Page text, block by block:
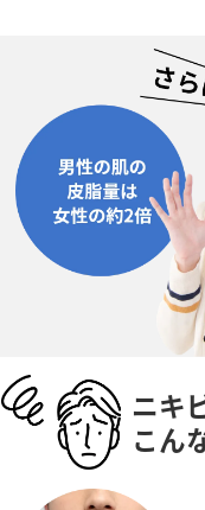
ニキ
こん